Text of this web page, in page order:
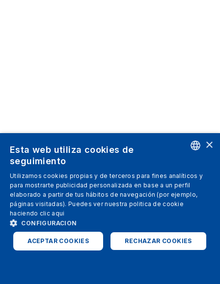
SPANISH
ITALIAN
ENGLISH
×
Esta web utiliza cookies de
seguimiento
Utilizamos cookies propias y de terceros para fines analíticos y
para mostrarte publicidad personalizada en base a un perfil
elaborado a partir de tus hábitos de navegación (por ejemplo,
páginas visitadas). Puedes ver nuestra politica de cookie
haciendo clic aqui
CONFIGURACION
ACEPTAR COOKIES RECHAZAR COOKIES